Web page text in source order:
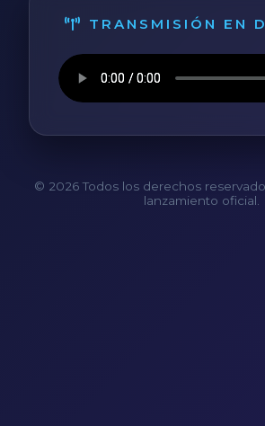
TRANSMISIÓN EN
© 2026 Todos los derechos
lanzamiento oficial.